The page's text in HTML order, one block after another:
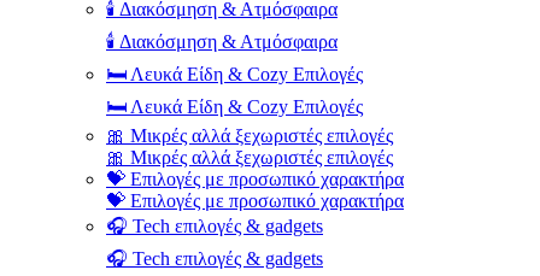
🕯️ Διακόσμηση & Ατμόσφαιρα
🕯️ Διακόσμηση & Ατμόσφαιρα
🛏️ Λευκά Είδη & Cozy Επιλογές
🛏️ Λευκά Είδη & Cozy Επιλογές
🎀 Μικρές αλλά ξεχωριστές επιλογές
🎀 Μικρές αλλά ξεχωριστές επιλογές
💝 Επιλογές με προσωπικό χαρακτήρα
💝 Επιλογές με προσωπικό χαρακτήρα
🎧 Tech επιλογές & gadgets
🎧 Tech επιλογές & gadgets